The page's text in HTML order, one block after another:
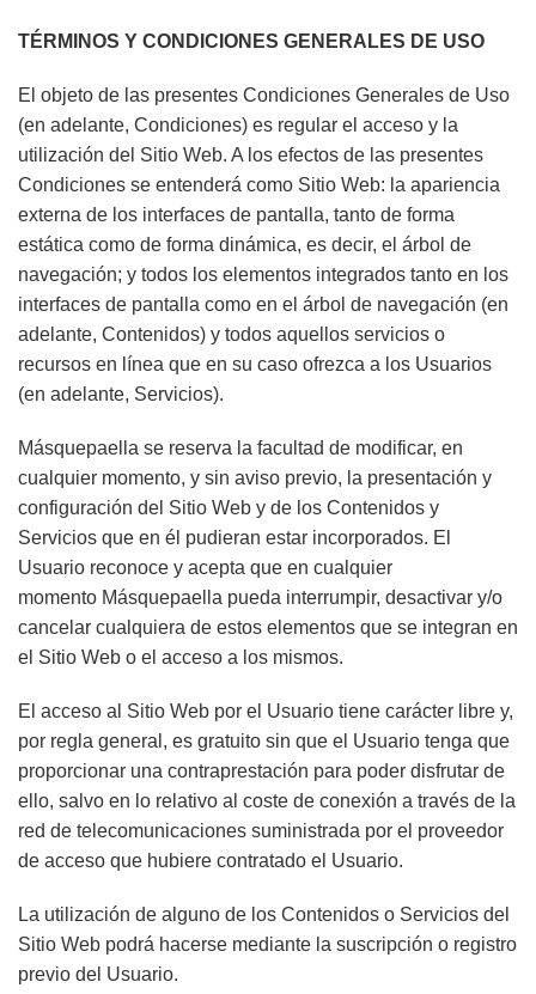
TÉRMINOS Y CONDICIONES GENERALES DE USO
El objeto de las presentes Condiciones Generales de Uso
(en adelante, Condiciones) es regular el acceso y la
utilización del Sitio Web. A los efectos de las presentes
Condiciones se entenderá como Sitio Web: la apariencia
externa de los interfaces de pantalla, tanto de forma
estática como de forma dinámica, es decir, el árbol de
navegación; y todos los elementos integrados tanto en los
interfaces de pantalla como en el árbol de navegación (en
adelante, Contenidos) y todos aquellos servicios o
recursos en línea que en su caso ofrezca a los Usuarios
(en adelante, Servicios).
Másquepaella se reserva la facultad de modificar, en
cualquier momento, y sin aviso previo, la presentación y
configuración del Sitio Web y de los Contenidos y
Servicios que en él pudieran estar incorporados. El
Usuario reconoce y acepta que en cualquier
momento Másquepaella pueda interrumpir, desactivar y/o
cancelar cualquiera de estos elementos que se integran en
el Sitio Web o el acceso a los mismos.
El acceso al Sitio Web por el Usuario tiene carácter libre y,
por regla general, es gratuito sin que el Usuario tenga que
proporcionar una contraprestación para poder disfrutar de
ello, salvo en lo relativo al coste de conexión a través de la
red de telecomunicaciones suministrada por el proveedor
de acceso que hubiere contratado el Usuario.
La utilización de alguno de los Contenidos o Servicios del
Sitio Web podrá hacerse mediante la suscripción o registro
previo del Usuario.